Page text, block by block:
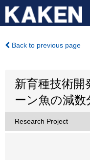
Back to previous page
新育種技術開
ーン魚の減数
Research Project